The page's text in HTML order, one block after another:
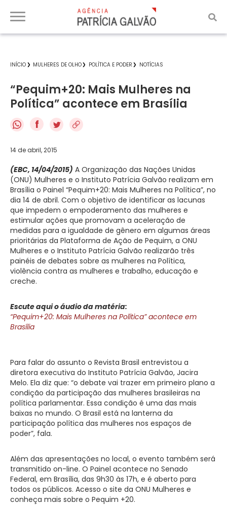
INÍCIO MULHERES DE OLHO POLÍTICA E PODER NOTÍCIAS
“Pequim+20: Mais Mulheres na
Política” acontece em Brasília
f
14 de abril, 2015
(EBC, 14/04/2015) A Organização das Nações Unidas
(ONU) Mulheres e o Instituto Patrícia Galvão realizam em
Brasília o Painel “Pequim+20: Mais Mulheres na Política”, no
dia 14 de abril. Com o objetivo de identificar as lacunas
que impedem o empoderamento das mulheres e
estimular ações que promovam a aceleração de
medidas para a igualdade de gênero em algumas áreas
prioritárias da Plataforma de Ação de Pequim, a ONU
Mulheres e o Instituto Patrícia Galvão realizarão três
painéis de debates sobre as mulheres na Política,
violência contra as mulheres e trabalho, educação e
creche.
Escute aqui o áudio da matéria:
“Pequim+20: Mais Mulheres na Política” acontece em
Brasília
Para falar do assunto o Revista Brasil entrevistou a
diretora executiva do Instituto Patrícia Galvão, Jacira
Melo. Ela diz que: “o debate vai trazer em primeiro plano a
condição da participação das mulheres brasileiras na
política parlamentar. Essa condição é uma das mais
baixas no mundo. O Brasil está na lanterna da
participação política das mulheres nos espaços de
poder”, fala.
Além das apresentações no local, o evento também será
transmitido on-line. O Painel acontece no Senado
Federal, em Brasília, das 9h30 às 17h, e é aberto para
todos os públicos. Acesso o site da ONU Mulheres e
conheça mais sobre o Pequim +20.